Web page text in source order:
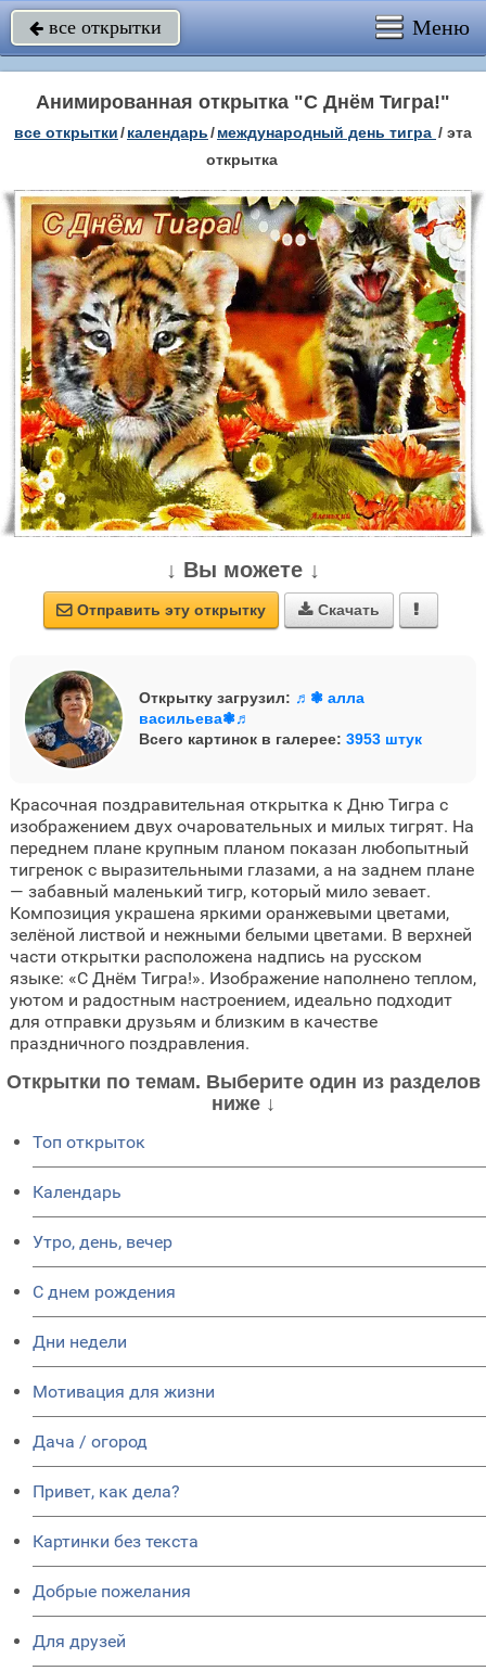
 все открытки Меню
Анимированная открытка "С Днём Тигра!"
все открытки/календарь/международный день тигра / эта
открытка
↓ Вы можете ↓
 Отправить эту открытку  Скачать 
Открытку загрузил: ♬❃ алла
васильева❃♬
Всего картинок в галерее: 3953 штук
Красочная поздравительная открытка к Дню Тигра с
изображением двух очаровательных и милых тигрят. На
переднем плане крупным планом показан любопытный
тигренок с выразительными глазами, а на заднем плане
— забавный маленький тигр, который мило зевает.
Композиция украшена яркими оранжевыми цветами,
зелёной листвой и нежными белыми цветами. В верхней
части открытки расположена надпись на русском
языке: «С Днём Тигра!». Изображение наполнено теплом,
уютом и радостным настроением, идеально подходит
для отправки друзьям и близким в качестве
праздничного поздравления.
Открытки по темам. Выберите один из разделов
ниже ↓
Топ открыток
Календарь
Утро, день, вечер
C днем рождения
Дни недели
Мотивация для жизни
Дача / огород
Привет, как дела?
Картинки без текста
Добрые пожелания
Для друзей